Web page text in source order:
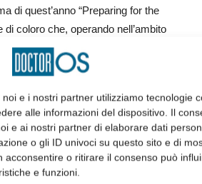
e i nostri partner utilizziamo tecnologie
alle informazioni del dispositivo. Il
e ai nostri partner di elaborare dati
o gli ID univoci su questo sito e di
o ritirare il consenso può
e funzioni.
di quest’anno “Preparing for the
coloro che, operando nell’ambito
tra scienza e clinica pratica.
argomenti di maggior rilevanza
migliorare la predicibilità nella
con evidenze scientifiche
e ricercatori nei relativi ambiti e
di svago e approfondimento